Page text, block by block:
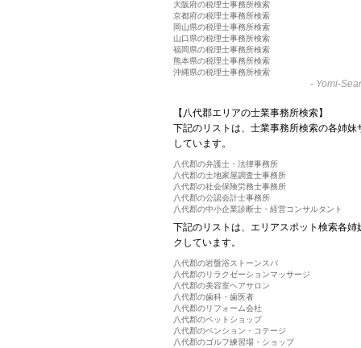
大阪府の税理士事務所検索
京都府の税理士事務所検索
岡山県の税理士事務所検索
山口県の税理士事務所検索
福岡県の税理士事務所検索
熊本県の税理士事務所検索
沖縄県の税理士事務所検索
- Yomi-
【八代郡エリアの士業事務所検索】
下記のリストは、士業事務所検索の各姉
しています。
八代郡の弁護士・法律事務所
八代郡の土地家屋調査士事務所
八代郡の社会保険労務士事務所
八代郡の公認会計士事務所
八代郡の中小企業診断士・経営コンサルタント
下記のリストは、エリアスポット検索各
クしています。
八代郡の岩盤浴ストーンスパ
八代郡のリラクゼーションマッサージ
八代郡の美容室ヘアサロン
八代郡の歯科・歯医者
八代郡のリフォーム会社
八代郡のペットショップ
八代郡のペンション・コテージ
八代郡のゴルフ練習場・ショップ